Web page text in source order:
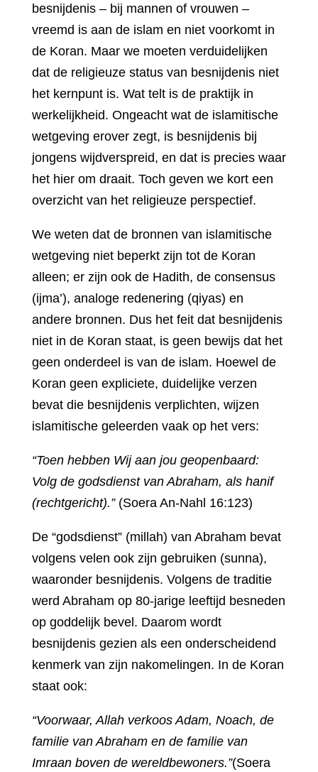
besnijdenis – bij mannen of vrouwen –
vreemd is aan de islam en niet voorkomt in
de Koran. Maar we moeten verduidelijken
dat de religieuze status van besnijdenis niet
het kernpunt is. Wat telt is de praktijk in
werkelijkheid. Ongeacht wat de islamitische
wetgeving erover zegt, is besnijdenis bij
jongens wijdverspreid, en dat is precies waar
het hier om draait. Toch geven we kort een
overzicht van het religieuze perspectief.
We weten dat de bronnen van islamitische
wetgeving niet beperkt zijn tot de Koran
alleen; er zijn ook de Hadith, de consensus
(ijma’), analoge redenering (qiyas) en
andere bronnen. Dus het feit dat besnijdenis
niet in de Koran staat, is geen bewijs dat het
geen onderdeel is van de islam. Hoewel de
Koran geen expliciete, duidelijke verzen
bevat die besnijdenis verplichten, wijzen
islamitische geleerden vaak op het vers:
“Toen hebben Wij aan jou geopenbaard:
Volg de godsdienst van Abraham, als hanif
(rechtgericht).”(Soera An-Nahl 16:123)
De “godsdienst” (millah) van Abraham bevat
volgens velen ook zijn gebruiken (sunna),
waaronder besnijdenis. Volgens de traditie
werd Abraham op 80-jarige leeftijd besneden
op goddelijk bevel. Daarom wordt
besnijdenis gezien als een onderscheidend
kenmerk van zijn nakomelingen. In de Koran
staat ook:
“Voorwaar, Allah verkoos Adam, Noach, de
familie van Abraham en de familie van
Imraan boven de wereldbewoners.”(Soera